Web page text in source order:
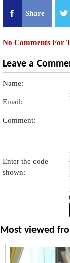
Share
No Comments For
Leave a
Name:
Email:
Comment:
Enter the code
shown:
Most viewed